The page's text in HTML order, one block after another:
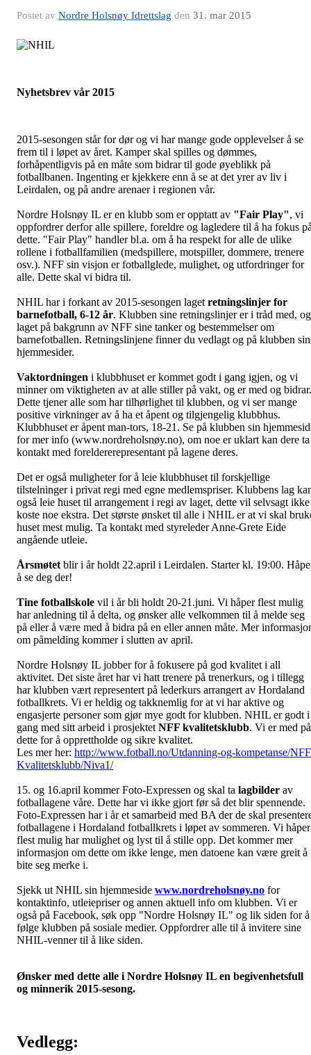
Postet av Nordre Holsnøy Idrettslag den 31. mar 2015
Nyhetsbrev vår 2015
2015-sesongen står for dør og vi har mange gode opplevelser å se
frem til i løpet av året. Kamper skal spilles og dømmes,
forhåpentligvis på en måte som bidrar til gode øyeblikk på
fotballbanen. Ingenting er kjekkere enn å se at det yrer av liv i
Leirdalen, og på andre arenaer i regionen vår.
Nordre Holsnøy IL er en klubb som er opptatt av "Fair Play", vi
oppfordrer derfor alle spillere, foreldre og lagledere til å ha fokus
dette. "Fair Play" handler bl.a. om å ha respekt for alle de ulike
rollene i fotballfamilien (medspillere, motspiller, dommere, trenere
osv.). NFF sin visjon er fotballglede, mulighet, og utfordringer for
alle. Dette skal vi bidra til.
NHIL har i forkant av 2015-sesongen laget retningslinjer for
barnefotball, 6-12 år. Klubben sine retningslinjer er i tråd med, og
laget på bakgrunn av NFF sine tanker og bestemmelser om
barnefotballen. Retningslinjene finner du vedlagt og på klubben
hjemmesider.
Vaktordningen i klubbhuset er kommet godt i gang igjen, og vi
minner om viktigheten av at alle stiller på vakt, og er med og bidrar.
Dette tjener alle som har tilhørlighet til klubben, og vi ser mange
positive virkninger av å ha et åpent og tilgjengelig klubbhus.
Klubbhuset er åpent man-tors, 18-21. Se på klubben sin
for mer info (www.nordreholsnøy.no), om noe er uklart kan dere ta
kontakt med foreldererepresentant på lagene deres.
Det er også muligheter for å leie klubbhuset til forskjellige
tilstelninger i privat regi med egne medlemspriser. Klubbens lag
også leie huset til arrangement i regi av laget, dette vil selvsagt ikke
koste noe ekstra. Det største ønsket til alle i NHIL er at vi skal
huset mest mulig. Ta kontakt med styreleder Anne-Grete Eide
angående utleie.
Årsmøtet blir i år holdt 22.april i Leirdalen. Starter kl. 19:00.
å se deg der!
Tine fotballskole vil i år bli holdt 20-21.juni. Vi håper flest mulig
har anledning til å delta, og ønsker alle velkommen til å melde seg
på eller å være med å bidra på en eller annen måte. Mer
om påmelding kommer i slutten av april.
Nordre Holsnøy IL jobber for å fokusere på god kvalitet i all
aktivitet. Det siste året har vi hatt trenere på trenerkurs, og i tillegg
har klubben vært representert på lederkurs arrangert av Hordaland
fotballkrets. Vi er heldig og takknemlig for at vi har aktive og
engasjerte personer som gjør mye godt for klubben. NHIL er godt i
gang med sitt arbeid i prosjektet NFF kvalitetsklubb. Vi er med på
dette for å opprettholde og sikre kvalitet.
Les mer her: http://www.fotball.no/Utdanning-og-kompetanse/
Kvalitetsklubb/Niva1/
15. og 16.april kommer Foto-Expressen og skal ta lagbilder av
fotballagene våre. Dette har vi ikke gjort før så det blir spennende.
Foto-Expressen har i år et samarbeid med BA der de skal
fotballagene i Hordaland fotballkrets i løpet av sommeren. Vi håper
flest mulig har mulighet og lyst til å stille opp. Det kommer mer
informasjon om dette om ikke lenge, men datoene kan være greit å
bite seg merke i.
Sjekk ut NHIL sin hjemmeside www.nordreholsnøy.no for
kontaktinfo, utleiepriser og annen aktuell info om klubben. Vi er
også på Facebook, søk opp "Nordre Holsnøy IL" og lik siden for å
følge klubben på sosiale medier. Oppfordrer alle til å invitere sine
NHIL-venner til å like siden.
Ønsker med dette alle i Nordre Holsnøy IL en begivenhetsfull
og minnerik 2015-sesong.
Vedlegg: